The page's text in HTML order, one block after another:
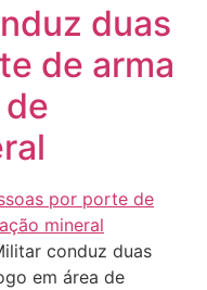
duas
de arma
conduz duas
em área de